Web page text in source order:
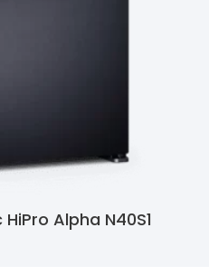
Alpha N40S1